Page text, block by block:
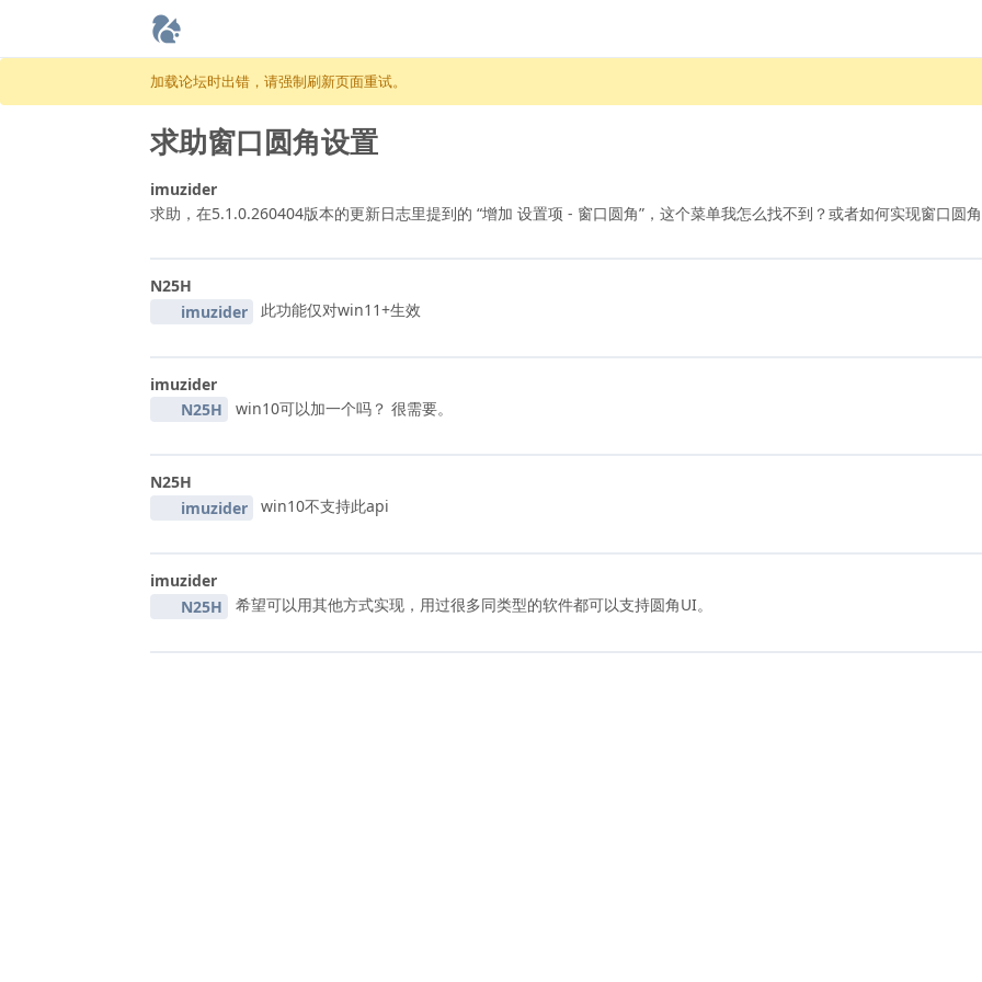
跳至内容
加载论坛时出错，请强制刷新页面重试。
求助窗口圆角设置
imuzider
求助，在5.1.0.260404版本的更新日志里提到的 “增加 设置项 - 窗口圆角”，这个菜单我怎么找不到？或者如何实现窗口圆
N25H
imuzider
此功能仅对win11+生效
imuzider
N25H
win10可以加一个吗？ 很需要。
N25H
imuzider
win10不支持此api
imuzider
N25H
希望可以用其他方式实现，用过很多同类型的软件都可以支持圆角UI。